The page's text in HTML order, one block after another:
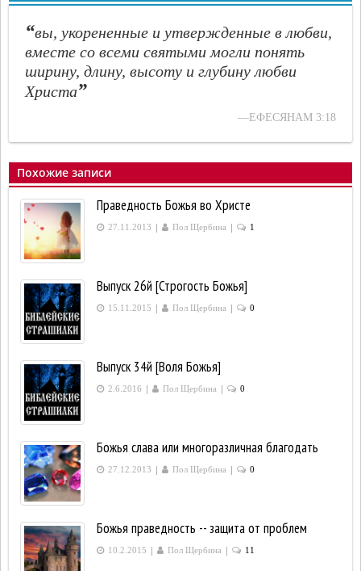
“вы, укорененные и утвержденные в любви,
вместе со всеми святыми могли понять
ширину, длину, высоту и глубину любви
Христа”
—ЕФЕСЯНАМ 3:18
Похожие записи
Праведность Божья во Христе
27.11.2013 | Пол Щербина | 1
Выпуск 26й [Строгость Божья]
15.11.2015 | Пол Щербина | 0
Выпуск 34й [Воля Божья]
2.6.2016 | Пол Щербина | 0
Божья слава или многоразличная благодать
27.12.2013 | Пол Щербина | 0
Божья праведность -- защита от проблем
10.2.2015 | Пол Щербина | 11